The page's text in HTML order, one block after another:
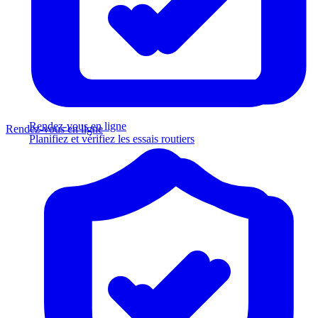
Rendez-vous en ligne
Planifiez et vérifiez les essais routiers
Rendez-vous en ligne